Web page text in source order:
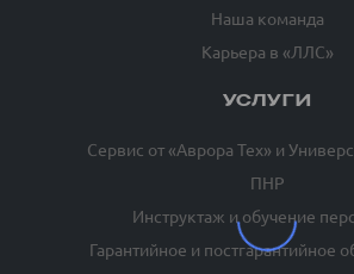
Наша команда
Карьера в «ЛЛС»
УСЛУГИ
Сервис от «Аврора Тех» и
ПНР
Инструктаж и обучение
Гарантийное и постгарантийное